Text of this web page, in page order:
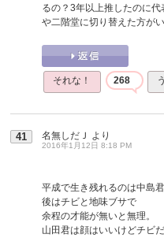
るの？3年以上推したのに
や二階堂に切り替えた方が
それな！ 268
41 名無しだＪ より
2016年1月12日 8:18 PM
平成で生き残れるのは中島君
後はチビと地味ブサで
余程の才能が無いと無理。
山田君は顔はいいけどチビ